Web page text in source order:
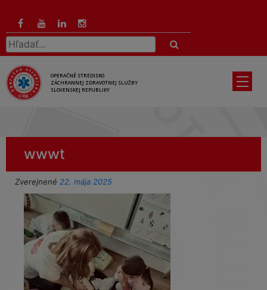
hlavný
obsah
Hľadať:
OPERAČNÉ STREDISKO
ZÁCHRANNEJ ZDRAVOTNEJ SLUŽBY
SLOVENSKEJ REPUBLIKY
wwwt
Zverejnené 22. mája 2025